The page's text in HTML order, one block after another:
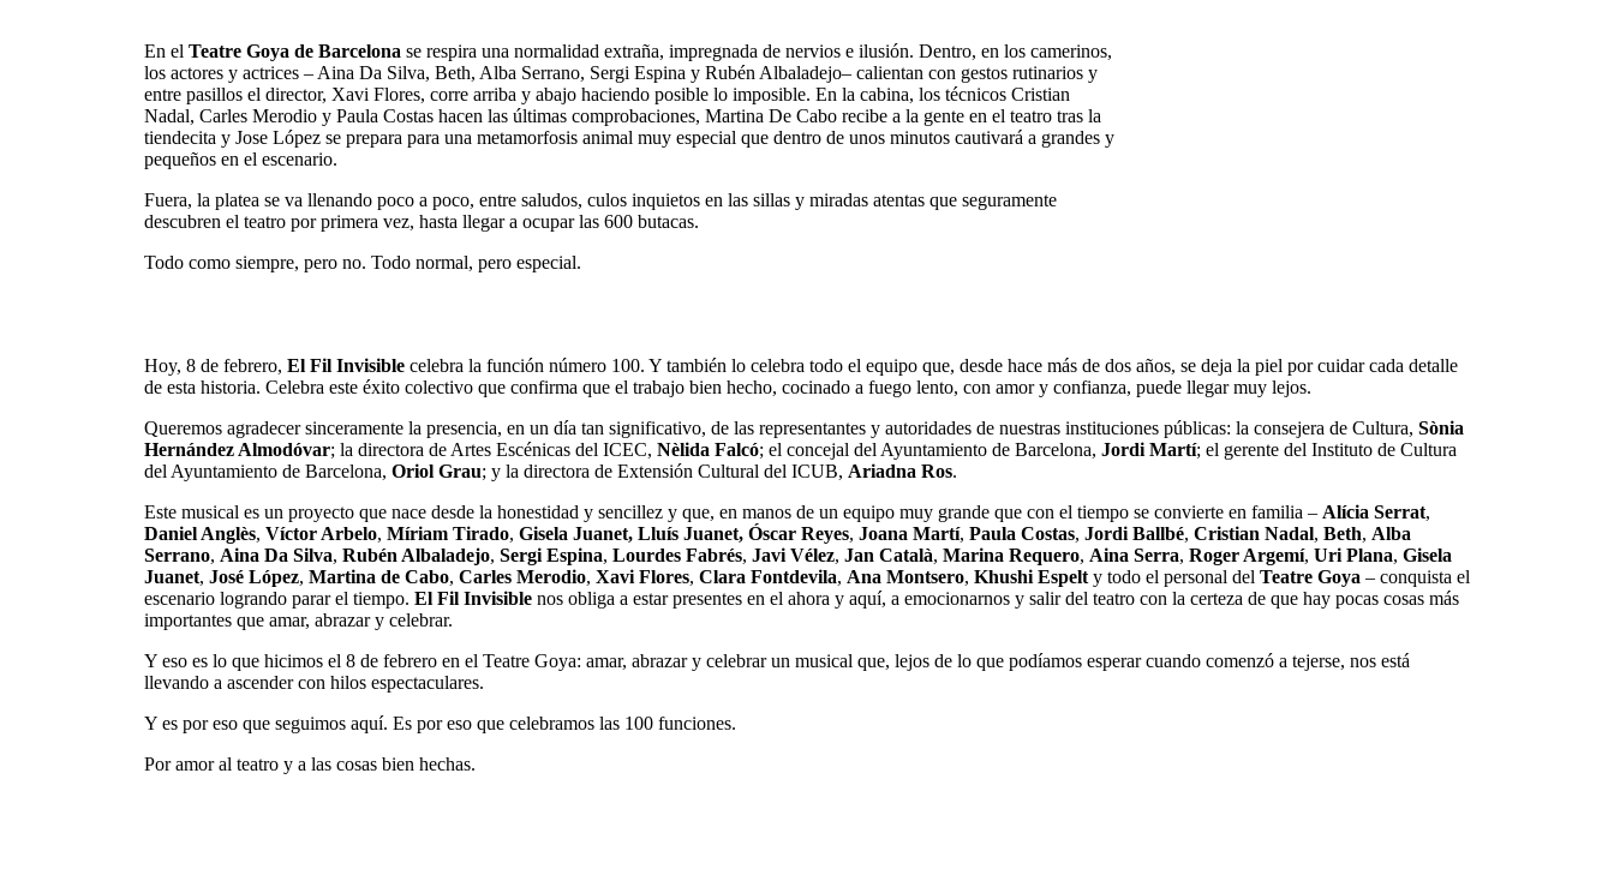
En el Teatre Goya de Barcelona se respira una normalidad extraña, impregnada de nervios e ilusión. Dentro, en los camerinos,
los actores y actrices – Aina Da Silva, Beth, Alba Serrano, Sergi Espina y Rubén Albaladejo– calientan con gestos rutinarios y
entre pasillos el director, Xavi Flores, corre arriba y abajo haciendo posible lo imposible. En la cabina, los técnicos Cristian
Nadal, Carles Merodio y Paula Costas hacen las últimas comprobaciones, Martina De Cabo recibe a la gente en el teatro tras la
tiendecita y Jose López se prepara para una metamorfosis animal muy especial que dentro de unos minutos cautivará a grandes y
pequeños en el escenario.
Fuera, la platea se va llenando poco a poco, entre saludos, culos inquietos en las sillas y miradas atentas que seguramente
descubren el teatro por primera vez, hasta llegar a ocupar las 600 butacas.
Todo como siempre, pero no. Todo normal, pero especial.
Hoy, 8 de febrero, El Fil Invisible celebra la función número 100. Y también lo celebra todo el equipo que, desde hace más de dos años, se deja la piel por cuidar cada detalle
de esta historia. Celebra este éxito colectivo que confirma que el trabajo bien hecho, cocinado a fuego lento, con amor y confianza, puede llegar muy lejos.
Queremos agradecer sinceramente la presencia, en un día tan significativo, de las representantes y autoridades de nuestras instituciones públicas: la consejera de Cultura, Sònia
Hernández Almodóvar; la directora de Artes Escénicas del ICEC, Nèlida Falcó; el concejal del Ayuntamiento de Barcelona, Jordi Martí; el gerente del Instituto de Cultura
del Ayuntamiento de Barcelona, Oriol Grau; y la directora de Extensión Cultural del ICUB, Ariadna Ros.
Este musical es un proyecto que nace desde la honestidad y sencillez y que, en manos de un equipo muy grande que con el tiempo se convierte en familia – Alícia Serrat,
Daniel Anglès, Víctor Arbelo, Míriam Tirado, Gisela Juanet, Lluís Juanet, Óscar Reyes, Joana Martí, Paula Costas, Jordi Ballbé, Cristian Nadal, Beth, Alba
Serrano, Aina Da Silva, Rubén Albaladejo, Sergi Espina, Lourdes Fabrés, Javi Vélez, Jan Català, Marina Requero, Aina Serra, Roger Argemí, Uri Plana, Gisela
Juanet, José López, Martina de Cabo, Carles Merodio, Xavi Flores, Clara Fontdevila, Ana Montsero, Khushi Espelty todo el personal del Teatre Goya – conquista el
escenario logrando parar el tiempo. El Fil Invisible nos obliga a estar presentes en el ahora y aquí, a emocionarnos y salir del teatro con la certeza de que hay pocas cosas más
importantes que amar, abrazar y celebrar.
Y eso es lo que hicimos el 8 de febrero en el Teatre Goya: amar, abrazar y celebrar un musical que, lejos de lo que podíamos esperar cuando comenzó a tejerse, nos está
llevando a ascender con hilos espectaculares.
Y es por eso que seguimos aquí. Es por eso que celebramos las 100 funciones.
Por amor al teatro y a las cosas bien hechas.